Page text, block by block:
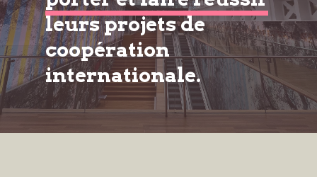
leurs projets de
coopération
internationale.